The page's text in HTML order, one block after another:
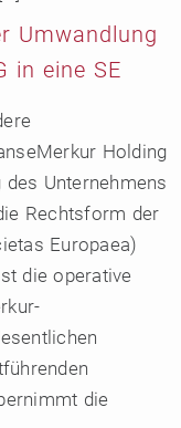
Umwandlung
in eine SE
Holding
Unternehmens
Rechtsform der
Europaea)
die operative
die